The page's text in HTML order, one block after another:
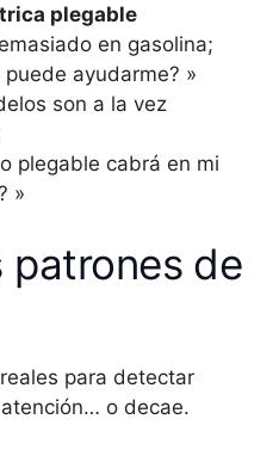
plegable
en gasolina;
ayudarme? »
son a la vez
plegable cabrá en mi
»
patrones de
para detectar
o decae.